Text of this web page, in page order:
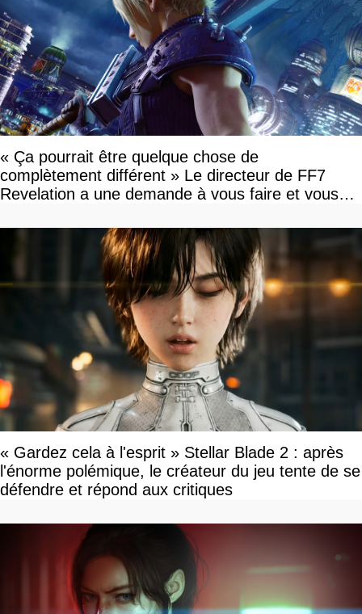
« Ça pourrait être quelque chose de
complètement différent » Le directeur de FF7
Revelation a une demande à vous faire et vous
« Gardez cela à l'esprit » Stellar Blade 2 : après
l'énorme polémique, le créateur du jeu tente de se
défendre et répond aux critiques